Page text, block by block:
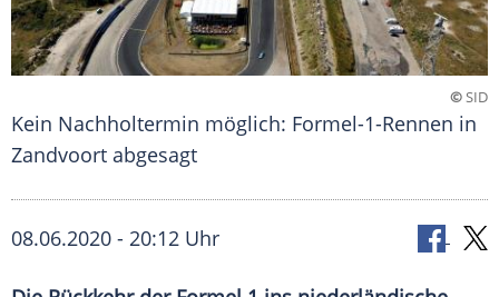
©SID
Kein Nachholtermin möglich: Formel-1-Rennen in
Zandvoort abgesagt
08.06.2020 - 20:12 Uhr